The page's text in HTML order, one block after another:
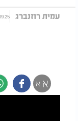
עמית רוזנברג 07.09.25
א א